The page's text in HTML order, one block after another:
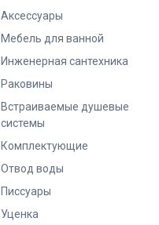
Аксессуары
Мебель для ванной
Инженерная сантехника
Раковины
Встраиваемые душевые
системы
Комплектующие
Отвод воды
Писсуары
Уценка